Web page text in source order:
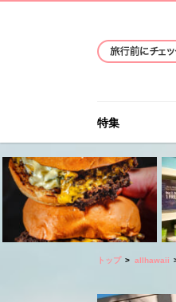
特集
トップ allhawaii